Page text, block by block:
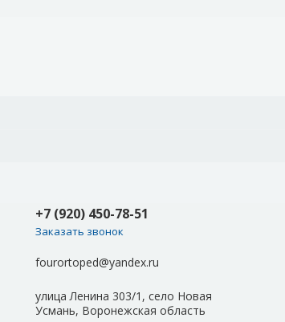
+7 (920) 450-78-51
Заказать звонок
fourortoped@yandex.ru
улица Ленина 303/1, село Новая
Усмань, Воронежская область